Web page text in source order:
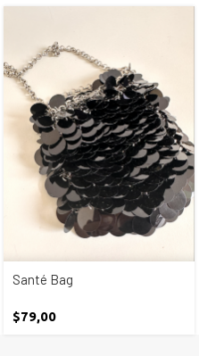
Santé Bag
$79,00